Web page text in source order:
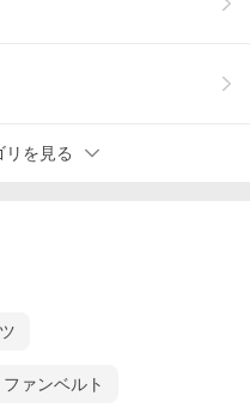
リを見る
ファンベルト